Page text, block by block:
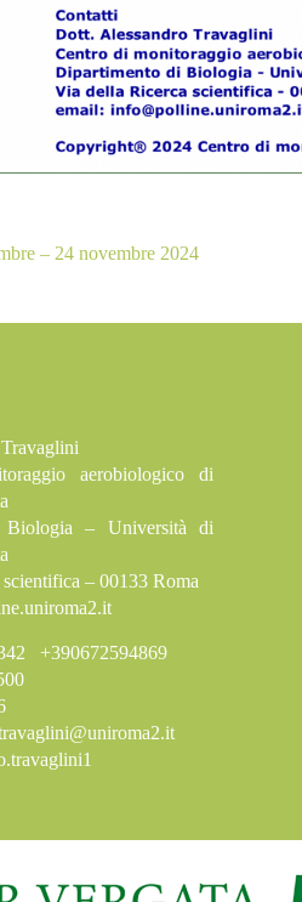
– 24 novembre 2024
aerobiologico di
Biologia – Università di
– 00133 Roma
+390672594869